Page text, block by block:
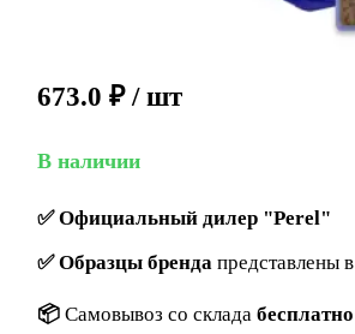
673.0 ₽ / шт
В наличии
✅Официальный дилер "Perel"
✅Образцы брендапредставлены в
📦 Самовывоз со склада бесплатно